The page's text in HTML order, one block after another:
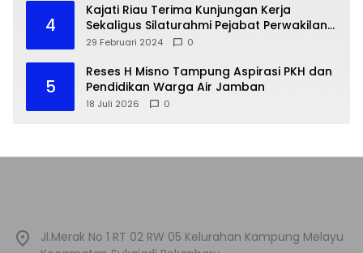
4
Kajati Riau Terima Kunjungan Kerja
Sekaligus Silaturahmi Pejabat Perwakilan
Bank Indonesia Provinsi Riau
29 Februari 2024 0
5
Reses H Misno Tampung Aspirasi PKH dan
Pendidikan Warga Air Jamban
18 Juli 2026 0
Jl.Merak No 1 RT 02 RW 05 Kelurahan Kampung Melayu